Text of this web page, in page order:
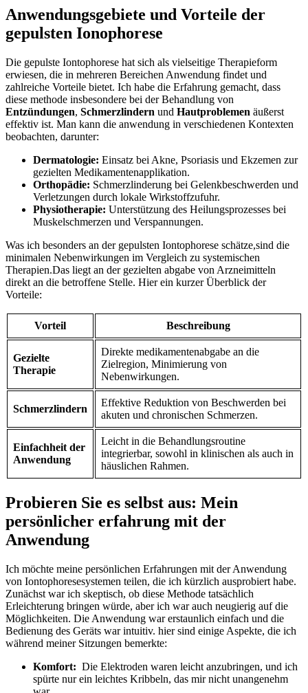
Anwendungsgebiete und Vorteile der
gepulsten‍ Ionophorese
Die ‍gepulste Iontophorese hat‍ sich ‍als vielseitige Therapieform
erwiesen, die in mehreren Bereichen Anwendung findet⁣ und‍
zahlreiche Vorteile bietet. Ich ⁣habe ‍die Erfahrung gemacht, dass
diese methode insbesondere bei der⁢ Behandlung ⁤von‌
Entzündungen,⁤ Schmerzlindern und Hautproblemen äußerst
‍effektiv ⁤ist. Man kann ​die anwendung ⁤in verschiedenen Kontexten
beobachten, ‌darunter:
Dermatologie: Einsatz bei Akne, Psoriasis ​und Ekzemen zur​
gezielten ‌Medikamentenapplikation.
Orthopädie: ‍Schmerzlinderung bei Gelenkbeschwerden und
Verletzungen durch lokale‍ Wirkstoffzufuhr.
Physiotherapie: Unterstützung des ​Heilungsprozesses bei
Muskelschmerzen und⁢ Verspannungen.
Was ich besonders ‍an der gepulsten Iontophorese schätze,sind ⁤die ​
minimalen Nebenwirkungen ⁢im Vergleich ⁢zu ⁢systemischen
‌Therapien.Das ⁣liegt an der gezielten ⁢abgabe‍ von Arzneimitteln
direkt an ⁤die betroffene ⁣Stelle. ⁤Hier ein kurzer ‌Überblick der
Vorteile:
Vorteil Beschreibung
Gezielte
Therapie
Direkte medikamentenabgabe an die
Zielregion, Minimierung von
Nebenwirkungen.
Schmerzlindern
Effektive Reduktion von⁤ Beschwerden bei
akuten und chronischen Schmerzen.
Einfachheit der
Anwendung
Leicht⁢ in die ⁢Behandlungsroutine
integrierbar, sowohl in⁣ klinischen als auch in
häuslichen Rahmen.
Probieren ⁤Sie es​ selbst aus: Mein​
persönlicher erfahrung ‌mit ‌der
Anwendung
Ich möchte meine persönlichen ​Erfahrungen ⁤mit der Anwendung
von Iontophoresesystemen​ teilen,⁣ die ich kürzlich ausprobiert⁢ habe.
Zunächst war‍ ich skeptisch, ob ⁣diese ⁤Methode tatsächlich
‍Erleichterung ⁣bringen würde, aber ich war auch neugierig auf die
Möglichkeiten.‌ Die Anwendung war​ erstaunlich einfach und die
Bedienung des⁣ Geräts war intuitiv. hier sind⁢ einige​ Aspekte, die ‌ich
während meiner Sitzungen bemerkte:
Komfort: ⁣ Die ‍Elektroden waren leicht anzubringen, und ich
spürte nur⁤ ein leichtes Kribbeln,‍ das mir nicht unangenehm